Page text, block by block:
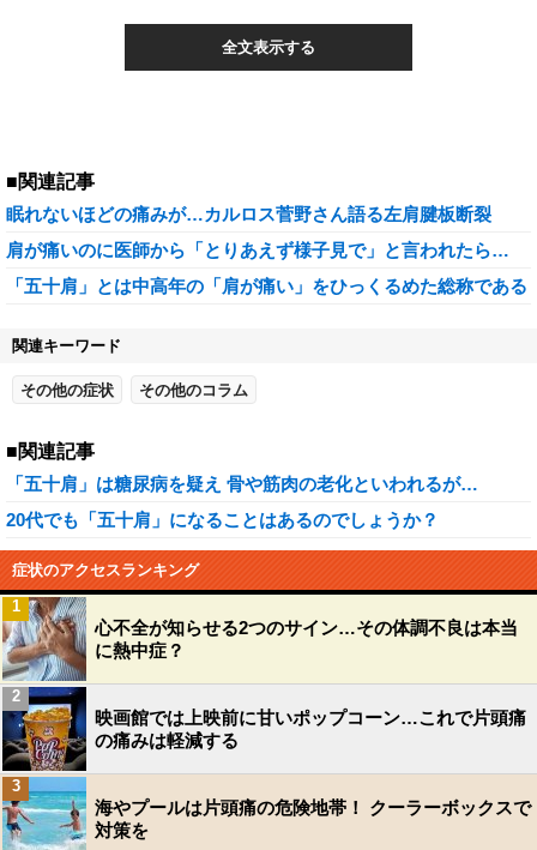
全文表示する
■関連記事
眠れないほどの痛みが…カルロス菅野さん語る左肩腱板断裂
肩が痛いのに医師から「とりあえず様子見で」と言われたら…
「五十肩」とは中高年の「肩が痛い」をひっくるめた総称である
関連キーワード
その他の症状 その他のコラム
■関連記事
「五十肩」は糖尿病を疑え 骨や筋肉の老化といわれるが…
20代でも「五十肩」になることはあるのでしょうか？
症状のアクセスランキング
心不全が知らせる2つのサイン…その体調不良は本当
に熱中症？
1
映画館では上映前に甘いポップコーン…これで片頭痛
の痛みは軽減する
2
海やプールは片頭痛の危険地帯！ クーラーボックスで
対策を
3